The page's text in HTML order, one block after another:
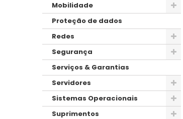
Mobilidade
Proteção de dados
Redes
Segurança
Serviços & Garantias
Servidores
Sistemas Operacionais
Suprimentos